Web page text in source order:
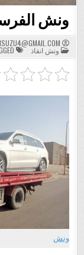
ونش
POSTED
IN
ونش انقاذ
ونش